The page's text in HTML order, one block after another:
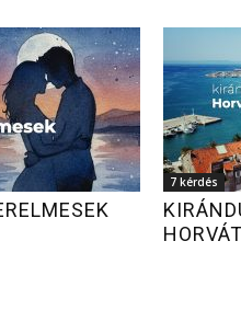
7 kérdés